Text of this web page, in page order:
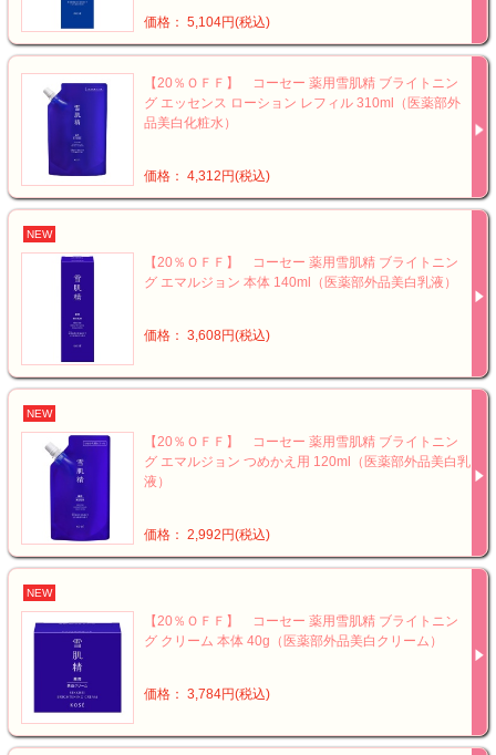
価格： 5,104円(税込)
【20％ＯＦＦ】 コーセー 薬用雪肌精 ブライトニン
グ エッセンス ローション レフィル 310ml（医薬部外
品美白化粧水）
価格： 4,312円(税込)
NEW
【20％ＯＦＦ】 コーセー 薬用雪肌精 ブライトニン
グ エマルジョン 本体 140ml（医薬部外品美白乳液）
価格： 3,608円(税込)
NEW
【20％ＯＦＦ】 コーセー 薬用雪肌精 ブライトニン
グ エマルジョン つめかえ用 120ml（医薬部外品美白乳
液）
価格： 2,992円(税込)
NEW
【20％ＯＦＦ】 コーセー 薬用雪肌精 ブライトニン
グ クリーム 本体 40g（医薬部外品美白クリーム）
価格： 3,784円(税込)